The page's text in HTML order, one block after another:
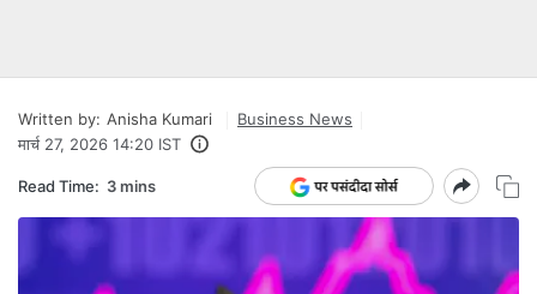
Written by: Anisha Kumari
Business News
मार्च 27, 2026 14:20 IST
Read Time: 3 mins